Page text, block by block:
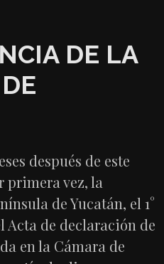
DE LA
después de este
primera vez, la
de Yucatán, el 1°
Acta de declaración de
en la Cámara de